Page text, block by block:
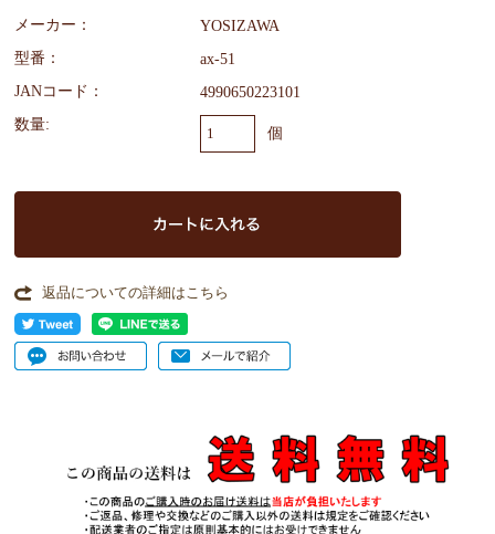
メーカー：
YOSIZAWA
型番：
ax-51
JANコード：
4990650223101
数量:
個
返品についての詳細はこちら